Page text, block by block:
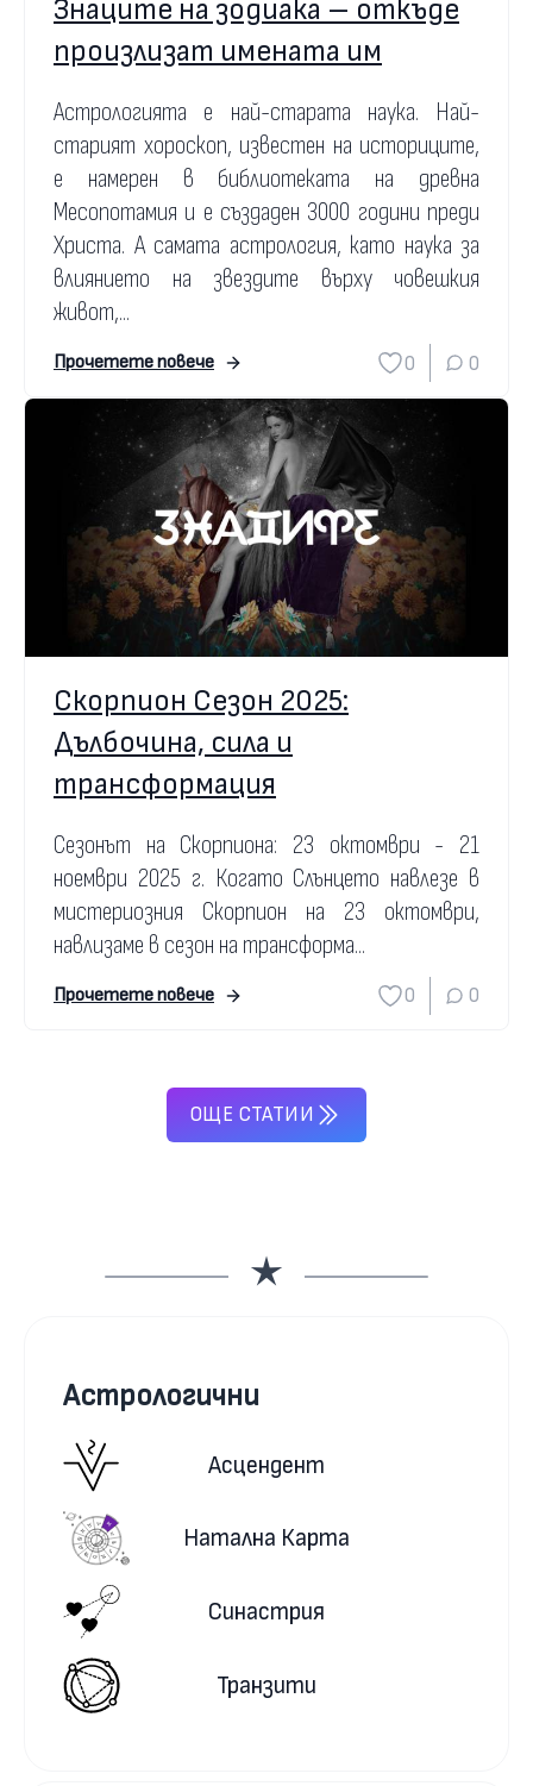
Знаците на зодиака – откъде
произлизат имената им
Астрологията е най-старата наука. Най-
старият хороскоп, известен на историците,
е намерен в библиотеката на древна
Месопотамия и е създаден 3000 години преди
Христа. А самата астрология, като наука за
влиянието на звездите върху човешкия
живот,...
Прочетете повече 0 0
Скорпион Сезон 2025:
Дълбочина, сила и
трансформация
Сезонът на Скорпиона: 23 октомври - 21
ноември 2025 г. Когато Слънцето навлезе в
мистериозния Скорпион на 23 октомври,
навлизаме в сезон на трансформа...
Прочетете повече 0 0
ОЩЕ СТАТИИ
Астрологични
Асцендент
Натална Карта
Синастрия
Транзити